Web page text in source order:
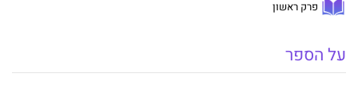
פרק ראשון
על הספר